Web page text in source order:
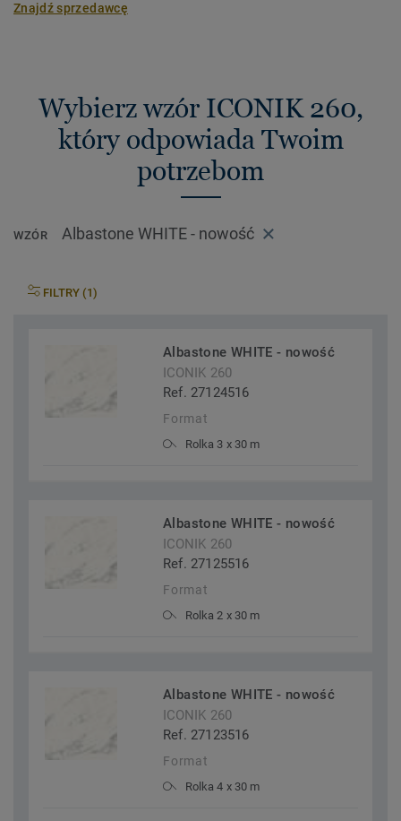
Znajdź sprzedawcę
Wybierz wzór ICONIK 260,
który odpowiada Twoim
potrzebom
WZÓR Albastone WHITE - nowość
FILTRY (1)
Albastone WHITE - nowość
ICONIK 260
Ref. 27124516
Format
Rolka 3 x 30 m
Albastone WHITE - nowość
ICONIK 260
Ref. 27125516
Format
Rolka 2 x 30 m
Albastone WHITE - nowość
ICONIK 260
Ref. 27123516
Format
Rolka 4 x 30 m